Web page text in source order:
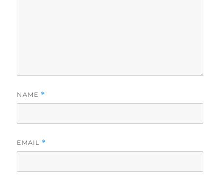
NAME *
EMAIL *